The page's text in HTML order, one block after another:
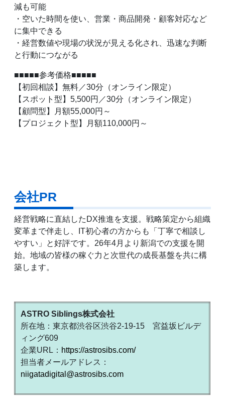
減も可能
・空いた時間を使い、営業・商品開発・顧客対応など
に集中できる
・経営数値や現場の状況が見える化され、迅速な判断
と行動につながる
■■■■■参考価格■■■■■
【初回相談】無料／30分（オンライン限定）
【スポット型】5,500円／30分（オンライン限定）
【顧問型】月額55,000円～
【プロジェクト型】月額110,000円～
会社PR
経営戦略に直結したDX推進を支援。戦略策定から組織
変革まで伴走し、IT初心者の方からも「丁寧で相談し
やすい」と好評です。26年4月より新潟での支援を開
始。地域の皆様の稼ぐ力と次世代の成長基盤を共に構
築します。
ASTRO Siblings株式会社
所在地：東京都渋谷区渋谷2-19-15 宮益坂ビルデ
ィング609
企業URL： https://astrosibs.com/
担当者メールアドレス：
niigatadigital@astrosibs.com